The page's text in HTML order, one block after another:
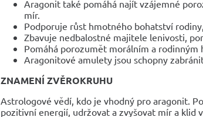
Aragonit také pomáhá najít vzájemné
mír.
Podporuje růst hmotného bohatství
Zbavuje nedbalostné majitele lenivosti,
Pomáhá porozumět morálním a rodinným
Aragonitové amulety jsou schopny
ZNAMENÍ ZVĚROKRUHU
Astrologové vědí, kdo je vhodný pro aragonit.
pozitivní energií, udržovat a zvyšovat mír a klid